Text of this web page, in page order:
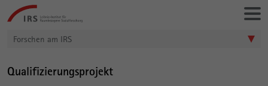
Gehe
direkt
Leibniz-
Institut
Forschen am IRS
Qualifizierungsprojekt